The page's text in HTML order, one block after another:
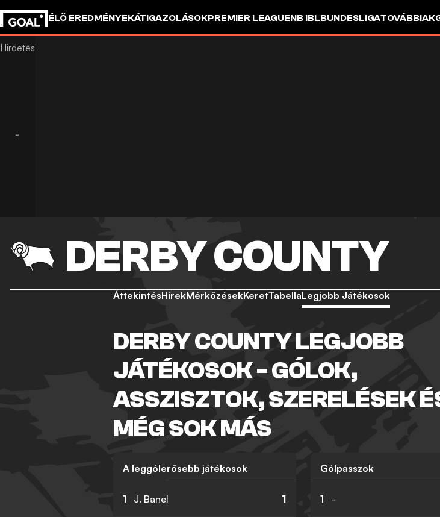
ÉLŐ EREDMÉNYEKÁTIGAZOLÁSOKPREMIER LEAGUENB IBLBUNDESLIGATOVÁBBIAK
DERBY COUNTY
ÁttekintésHírekMérkőzésekKeretTabellaLegjobb Játékosok
DERBY COUNTY LEGJOBB
JÁTÉKOSOK - GÓLOK,
ASSZISZTOK, SZERELÉSEK
MÉG SOK MÁS
A leggólerősebb játékosok
1 J. Banel 1
Gólpasszok
1 -